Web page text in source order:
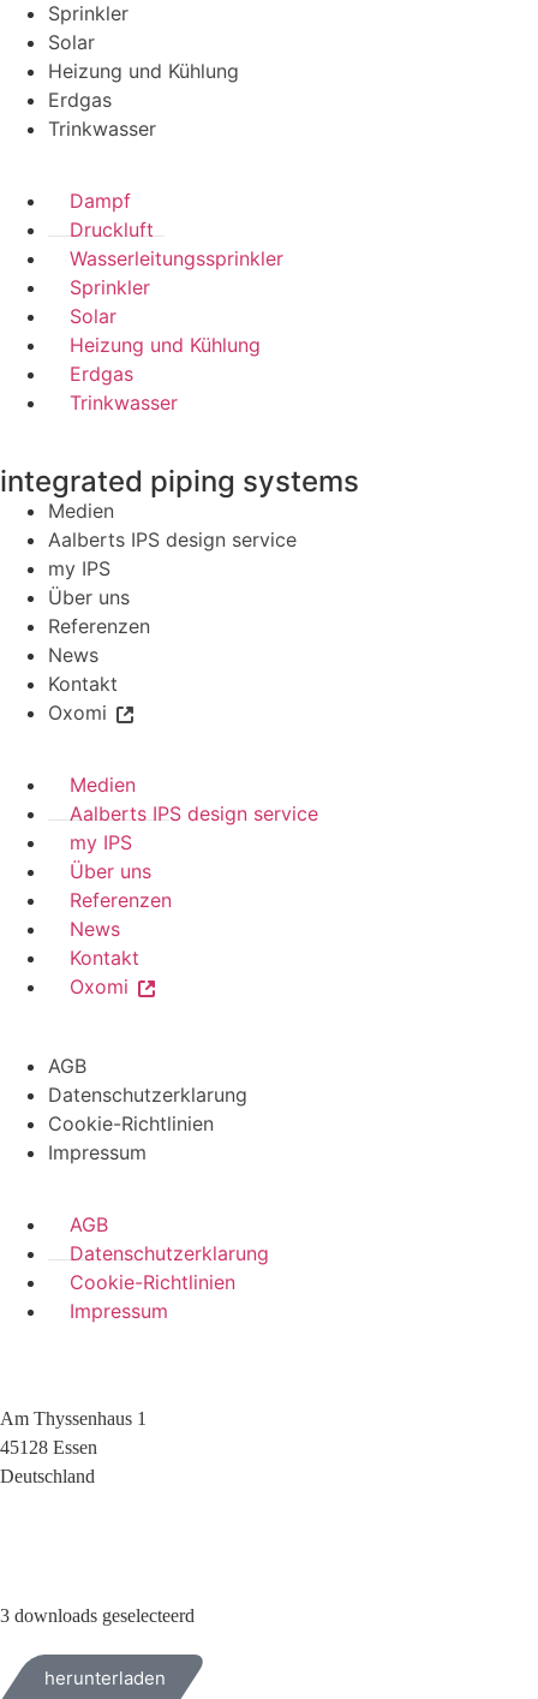
Sprinkler
Solar
Heizung und Kühlung
Erdgas
Trinkwasser
Dampf
Druckluft
Wasserleitungssprinkler
Sprinkler
Solar
Heizung und Kühlung
Erdgas
Trinkwasser
integrated piping systems
Medien
Aalberts IPS design service
my IPS
Über uns
Referenzen
News
Kontakt
Oxomi
Medien
Aalberts IPS design service
my IPS
Über uns
Referenzen
News
Kontakt
Oxomi
AGB
Datenschutzerklarung
Cookie-Richtlinien
Impressum
AGB
Datenschutzerklarung
Cookie-Richtlinien
Impressum
Am Thyssenhaus 1
45128 Essen
Deutschland
3 downloads geselecteerd
herunterladen